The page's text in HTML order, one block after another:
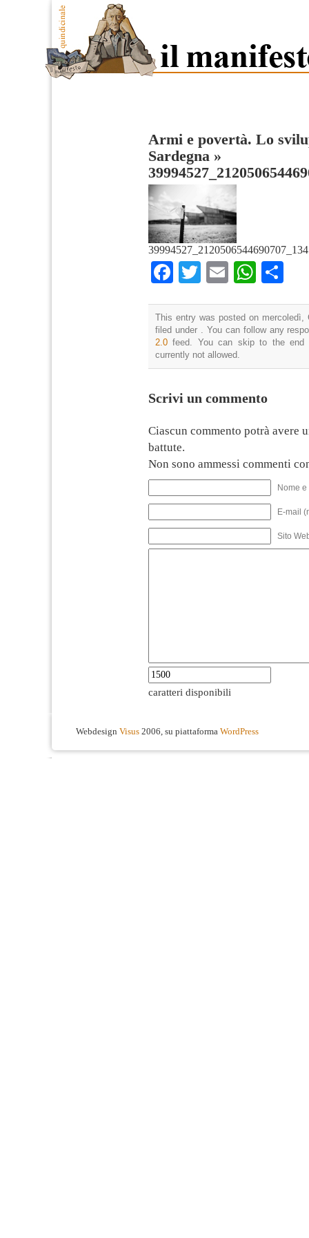
Armi e povertà. Lo
Sardegna »
Facebook
TwitterEmail
This entry was posted on
filed under . You can follow any
2.0 feed. You can skip to the end
currently not allowed.
Scrivi un commento
Ciascun commento potrà avere
battute.
Non sono ammessi commenti
Nome
E-mail
Sito
caratteri disponibili
Webdesign Visus 2006, su piattaforma WordPress